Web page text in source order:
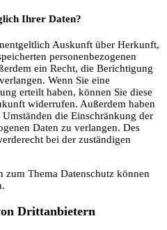
Ihrer Daten?
Auskunft über Herkunft,
personenbezogenen
ein Recht, die Berichtigung
Wenn Sie eine
erteilt haben, können Sie diese
widerrufen. Außerdem haben
die Einschränkung der
Daten zu verlangen. Des
bei der zuständigen
zum Thema Datenschutz können
Dritt­anbietern